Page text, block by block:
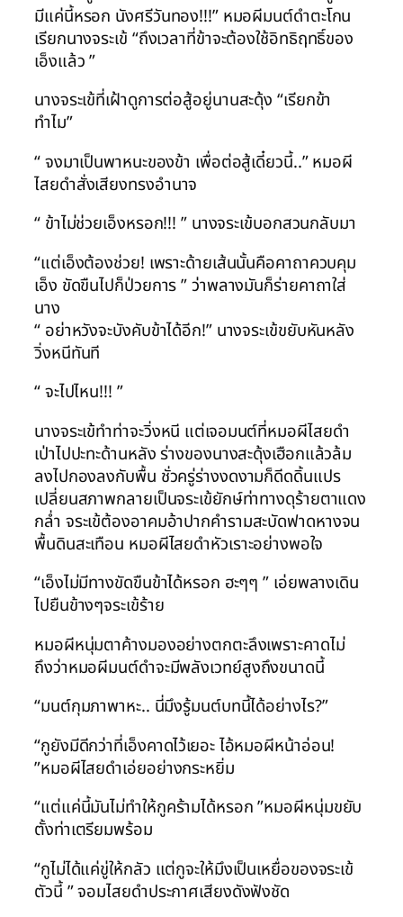
มีแค่นี้หรอก นังศรีวันทอง!!!” หมอผีมนต์ดำตะโกน
เรียกนางจระเข้ “ถึงเวลาที่ข้าจะต้องใช้อิทธิฤทธิ์ของ
เอ็งแล้ว ”
นางจระเข้ที่เฝ้าดูการต่อสู้อยู่นานสะดุ้ง “เรียกข้า
ทำไม”
“ จงมาเป็นพาหนะของข้า เพื่อต่อสู้เดี๋ยวนี้..” หมอผี
ไสยดำสั่งเสียงทรงอำนาจ
“ ข้าไม่ช่วยเอ็งหรอก!!! ” นางจระเข้บอกสวนกลับมา
“แต่เอ็งต้องช่วย! เพราะด้ายเส้นนั้นคือคาถาควบคุม
เอ็ง ขัดขืนไปก็ป่วยการ ” ว่าพลางมันก็ร่ายคาถาใส่
นาง
“ อย่าหวังจะบังคับข้าได้อีก!” นางจระเข้ขยับหันหลัง
วิ่งหนีทันที
“ จะไปไหน!!! ”
นางจระเข้ทำท่าจะวิ่งหนี แต่เจอมนต์ที่หมอผีไสยดำ
เป่าไปปะทะด้านหลัง ร่างของนางสะดุ้งเฮือกแล้วล้ม
ลงไปกองลงกับพื้น ชั่วครู่ร่างงดงามก็ดีดดิ้นแปร
เปลี่ยนสภาพกลายเป็นจระเข้ยักษ์ท่าทางดุร้ายตาแดง
กล่ำ จระเข้ต้องอาคมอ้าปากคำรามสะบัดฟาดหางจน
พื้นดินสะเทือน หมอผีไสยดำหัวเราะอย่างพอใจ
“เอ็งไม่มีทางขัดขืนข้าได้หรอก ฮะๆๆ ” เอ่ยพลางเดิน
ไปยืนข้างๆจระเข้ร้าย
หมอผีหนุ่มตาค้างมองอย่างตกตะลึงเพราะคาดไม่
ถึงว่าหมอผีมนต์ดำจะมีพลังเวทย์สูงถึงขนาดนี้
“มนต์กุมภาพาหะ.. นี่มึงรู้มนต์บทนี้ได้อย่างไร?”
“กูยังมีดีกว่าที่เอ็งคาดไว้เยอะ ไอ้หมอผีหน้าอ่อน!
”หมอผีไสยดำเอ่ยอย่างกระหยิ่ม
“แต่แค่นี้มันไม่ทำให้กูคร้ามได้หรอก ”หมอผีหนุ่มขยับ
ตั้งท่าเตรียมพร้อม
“กูไม่ได้แค่ขู่ให้กลัว แต่กูจะให้มึงเป็นเหยื่อของจระเข้
ตัวนี้ ” จอมไสยดำประกาศเสียงดังฟังชัด